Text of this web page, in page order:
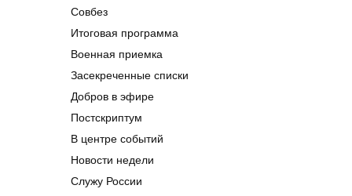
Постскриптум
В центре событий
Новости недели
Служу России
День Z
Открытым текстом
Штатный корреспондент
Международное обозрение